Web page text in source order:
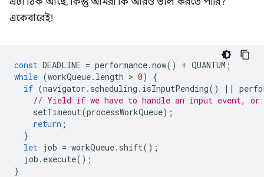
একেবারেই!
const DEADLINE = performance.now() + QUANTUM ;
while (workQueue. length > 0)
{
if (navigator . scheduling . isInputPending() ||
// Yield if we have to handle an input event,
setTimeout(processWorkQueue);
return ;
}
let job = workQueue. shift();
job . execute();
}